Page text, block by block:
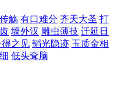
觞 有口难分 齐天大圣 打
墙外汉 雕虫薄技 迁延日
得之见 韬光隐迹 玉质金相
低头耷脑